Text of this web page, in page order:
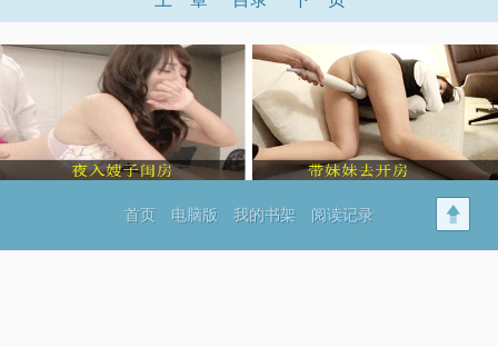
首页 电脑版 我的书架 阅读记录